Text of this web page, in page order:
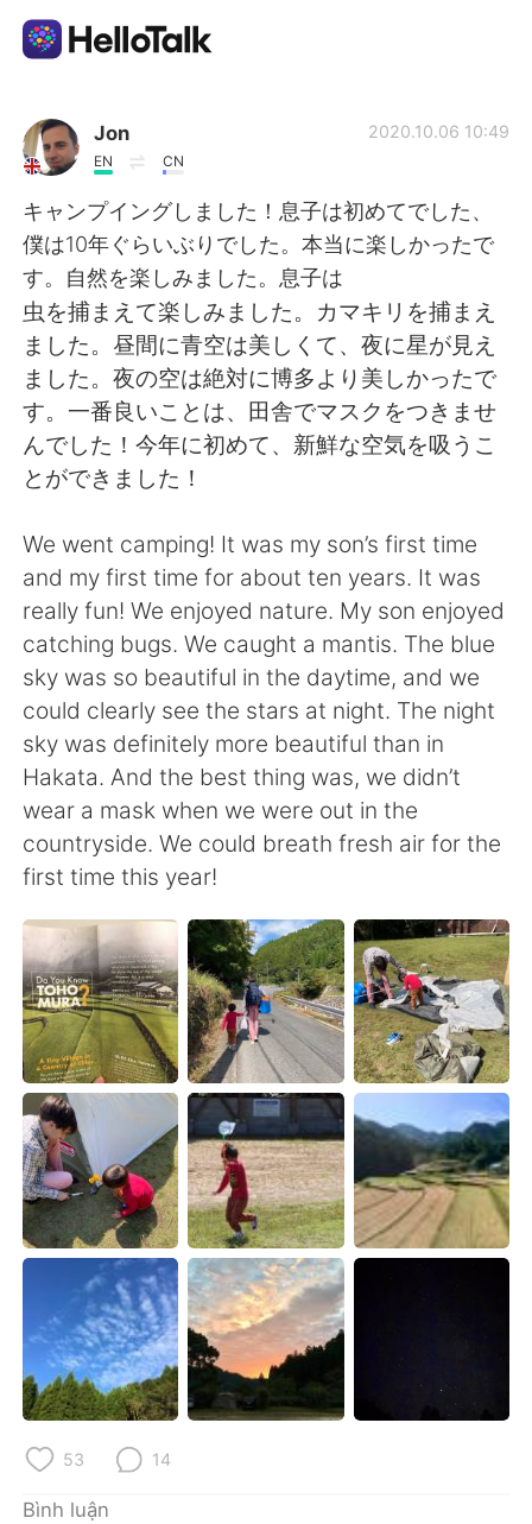
Ứng dụng trao đổi ngôn ngữ
AI Grammar Checker
Tiếng Việt
English 简体中文
繁體中文 Español
العربية
Deutsch 日本語
한국어 Русский
ไทย Indonesia
Italiano Türkçe
Português
Jon
EN CN
2020.10.06 10:49
キャンプイングしました！息子は初めてでした、
僕は10年ぐらいぶりでした。本当に楽しかったで
す。自然を楽しみました。息子は
虫を捕まえて楽しみました。カマキリを捕まえ
ました。昼間に青空は美しくて、夜に星が見え
ました。夜の空は絶対に博多より美しかったで
す。一番良いことは、田舎でマスクをつきませ
んでした！今年に初めて、新鮮な空気を吸うこ
とができました！
We went camping! It was my son’s first time
and my first time for about ten years. It was
really fun! We enjoyed nature. My son enjoyed
catching bugs. We caught a mantis. The blue
sky was so beautiful in the daytime, and we
could clearly see the stars at night. The night
sky was definitely more beautiful than in
Hakata. And the best thing was, we didn’t
wear a mask when we were out in the
countryside. We could breath fresh air for the
first time this year!
53 14
Bình luận